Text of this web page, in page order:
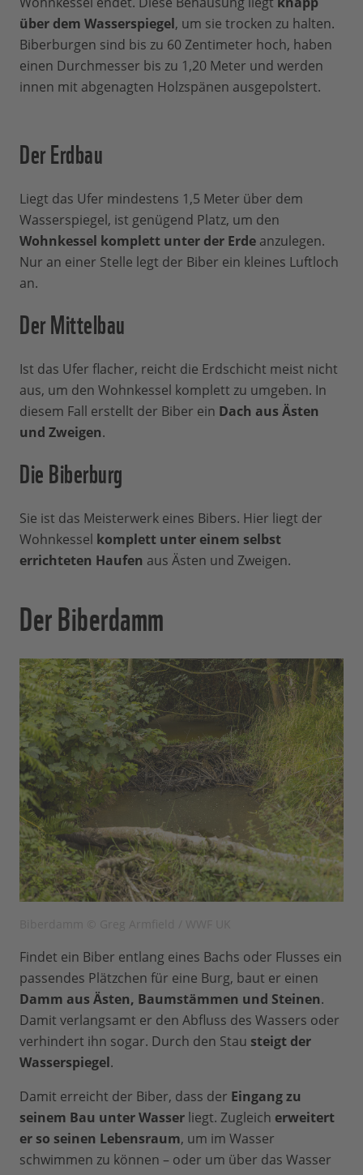
über dem Wasserspiegel, um sie trocken zu halten.
Biberburgen sind bis zu 60 Zentimeter hoch, haben
einen Durchmesser bis zu 1,20 Meter und werden
innen mit abgenagten Holzspänen ausgepolstert.
Der Erdbau
Liegt das Ufer mindestens 1,5 Meter über dem
Wasserspiegel, ist genügend Platz, um den
Wohnkessel komplett unter der Erde anzulegen.
Nur an einer Stelle legt der Biber ein kleines Luftloch
an.
Der Mittelbau
Ist das Ufer flacher, reicht die Erdschicht meist nicht
aus, um den Wohnkessel komplett zu umgeben. In
diesem Fall erstellt der Biber ein Dach aus Ästen
und Zweigen.
Die Biberburg
Sie ist das Meisterwerk eines Bibers. Hier liegt der
Wohnkessel komplett unter einem selbst
errichteten Haufen aus Ästen und Zweigen.
Der Biberdamm
Findet ein Biber entlang eines Bachs oder Flusses ein
passendes Plätzchen für eine Burg, baut er einen
Damm aus Ästen, Baumstämmen und Steinen.
Damit verlangsamt er den Abfluss des Wassers oder
verhindert ihn sogar. Durch den Stau steigt der
Wasserspiegel.
Damit erreicht der Biber, dass der Eingang zu
seinem Bau unter Wasser liegt. Zugleich erweitert
er so seinen Lebensraum, um im Wasser
schwimmen zu können – oder um über das Wasser